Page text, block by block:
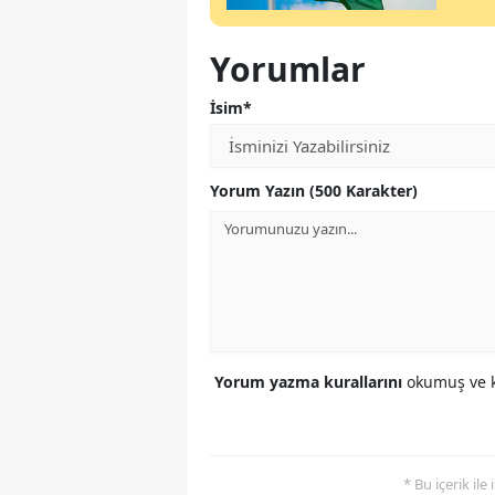
Yorumlar
İsim*
Yorum Yazın (500 Karakter)
Yorum yazma kurallarını okumuş ve
* Bu içerik ile